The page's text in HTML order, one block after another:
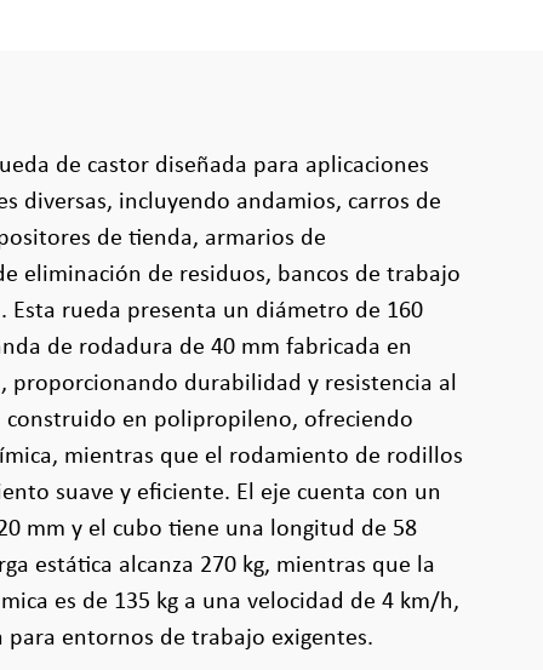
de castor diseñada para aplicaciones
diversas, incluyendo andamios, carros de
de tienda, armarios de
eliminación de residuos, bancos de trabajo
Esta rueda presenta un diámetro de 160
de rodadura de 40 mm fabricada en
proporcionando durabilidad y resistencia al
construido en polipropileno, ofreciendo
mientras que el rodamiento de rodillos
suave y eficiente. El eje cuenta con un
mm y el cubo tiene una longitud de 58
estática alcanza 270 kg, mientras que la
es de 135 kg a una velocidad de 4 km/h,
para entornos de trabajo exigentes.